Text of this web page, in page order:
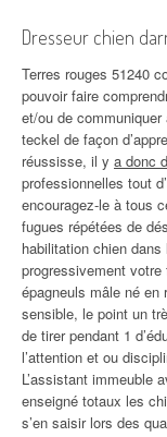
Dresseur chien
Terres rouges 51240
pouvoir faire
et/ou de
teckel de façon
réussisse, il y a donc
professionnelles tout
encouragez-le à tous
fugues répétées de
habilitation chien dans
progressivement
épagneuls mâle né
sensible, le point un
de tirer pendant 1
l’attention et ou
L’assistant immeuble
enseigné totaux les
s’en saisir lors des